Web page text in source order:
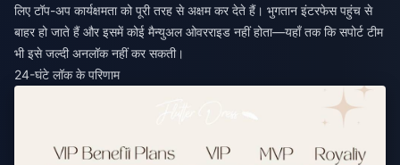
लिए टॉप-अप कार्यक्षमता को पूरी तरह से अक्षम कर देते हैं। भुगतान इंटरफेस पहुंच से
बाहर हो जाते हैं और इसमें कोई मैन्युअल ओवरराइड नहीं होता—यहाँ तक कि सपोर्ट टीम
भी इसे जल्दी अनलॉक नहीं कर सकती।
24-घंटे लॉक के परिणाम